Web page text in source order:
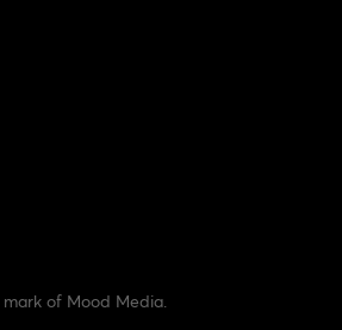
of Mood Media.